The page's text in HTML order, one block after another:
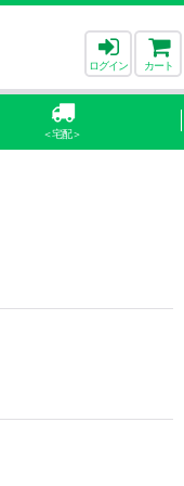
ログイン カート
＜宅配＞